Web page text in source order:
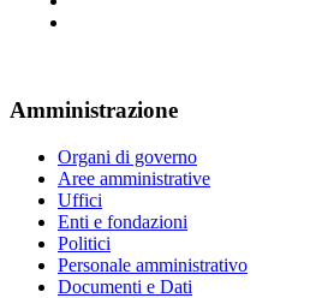
Amministrazione
Organi di governo
Aree amministrative
Uffici
Enti e fondazioni
Politici
Personale amministrativo
Documenti e Dati